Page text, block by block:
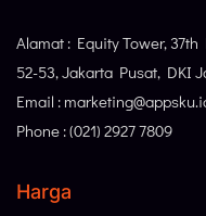
Alamat : Equity Tower, 37th
52-53, Jakarta Pusat, DKI
Email :
Phone : (021) 2927 7809
Harga